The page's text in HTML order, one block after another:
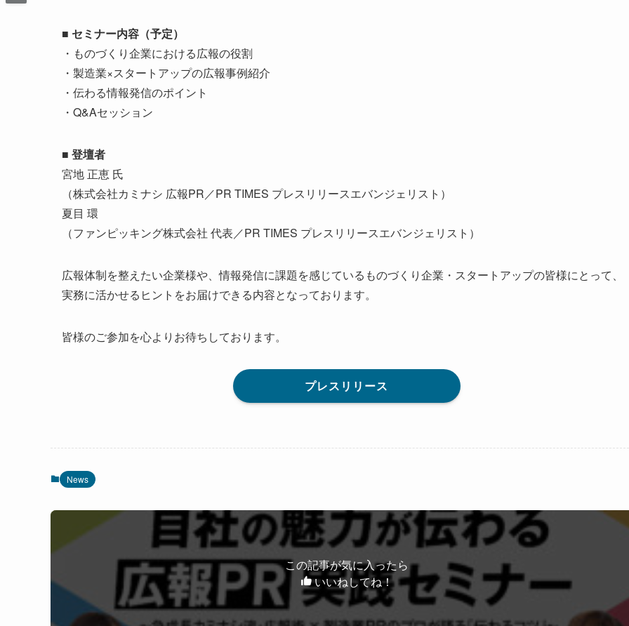
■ セミナー内容（予定）
・ものづくり企業における広報の役割
・製造業×スタートアップの広報事例紹介
・伝わる情報発信のポイント
・Q&Aセッション
■ 登壇者
宮地 正恵 氏
（株式会社カミナシ 広報PR／PR TIMES プレスリリースエバンジェリスト）
夏目 環
（ファンピッキング株式会社 代表／PR TIMES プレスリリースエバンジェリスト）
広報体制を整えたい企業様や、情報発信に課題を感じているものづくり企業・スタートアップの皆様にとって、
実務に活かせるヒントをお届けできる内容となっております。
皆様のご参加を心よりお待ちしております。
プレスリリース
News
この記事が気に入ったら
いいねしてね！